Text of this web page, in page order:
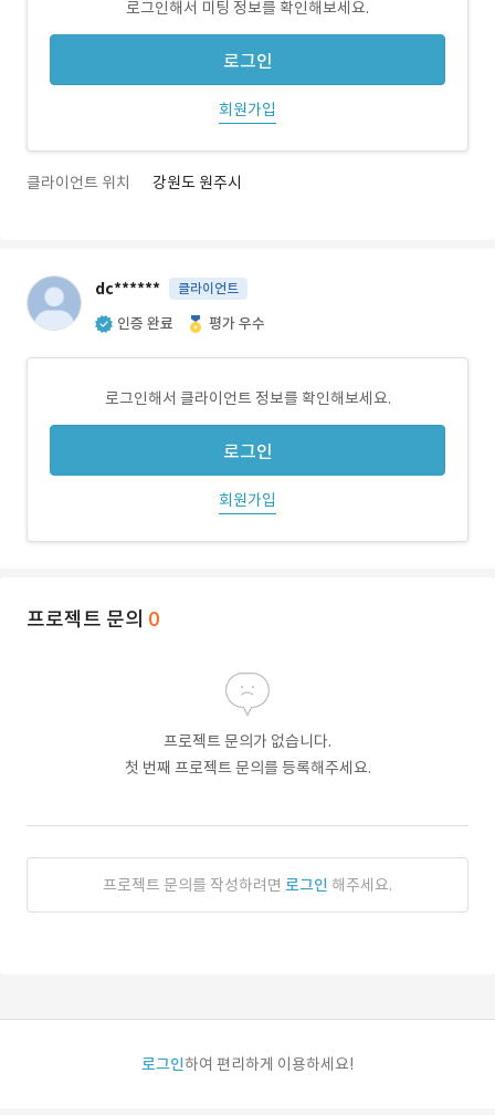
로그인해서 미팅 정보를 확인해보세요.
로그인
회원가입
클라이언트 위치 강원도 원주시
dc****** 클라이언트
인증 완료 평가 우수
로그인해서 클라이언트 정보를 확인해보세요.
로그인
회원가입
프로젝트 문의 0
프로젝트 문의가 없습니다.
첫 번째 프로젝트 문의를 등록해주세요.
프로젝트 문의를 작성하려면 로그인 해주세요.
로그인하여 편리하게 이용하세요!